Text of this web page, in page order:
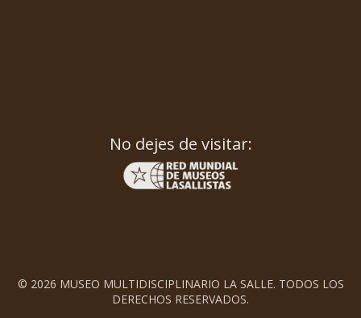
No dejes de visitar:
© 2026 MUSEO MULTIDISCIPLINARIO LA SALLE. TODOS LOS
DERECHOS RESERVADOS.